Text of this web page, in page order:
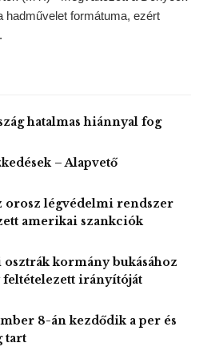
US.
egNYRQSdbz
📻
alapítójának, Zsen Cseng-fejnek
fogták el a vancouveri
kérésére. Az Iránt sújtó
pénteki sajtótájékoztatóján
és az államtitkokra vonatkozó
súlyos körülményekre utaló
szabható ki.
hadművelet formátuma, ezért
hatalmas hiánnyal fog
– Alapvető
orosz légvédelmi rendszer
amerikai szankciók
kormány bukásához
irányítóját
8-án kezdődik a per és
tart